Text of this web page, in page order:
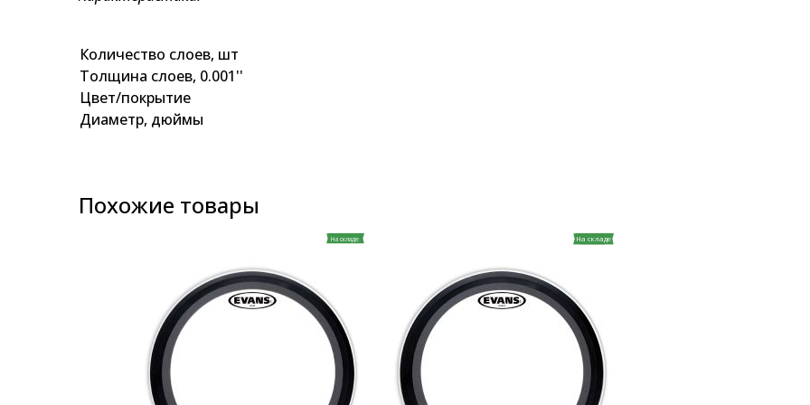
Количество слоев, шт
Толщина слоев, 0.001''
Цвет/покрытие
Диаметр, дюймы
Похожие товары
На складе На складе